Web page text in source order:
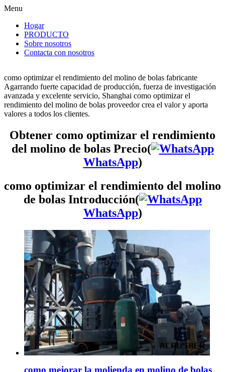
Menu
Hogar
PRODUCTO
Sobre nosotros
Contacta con nosotros
como optimizar el rendimiento del molino de bolas fabricante
Agarrando fuerte capacidad de producción, fuerza de investigación
avanzada y excelente servicio, Shanghai como optimizar el
rendimiento del molino de bolas proveedor crea el valor y aporta
valores a todos los clientes.
Obtener como optimizar el rendimiento
del molino de bolas Precio(
WhatsApp)
como optimizar el rendimiento del molino
de bolas Introducción(
WhatsApp)